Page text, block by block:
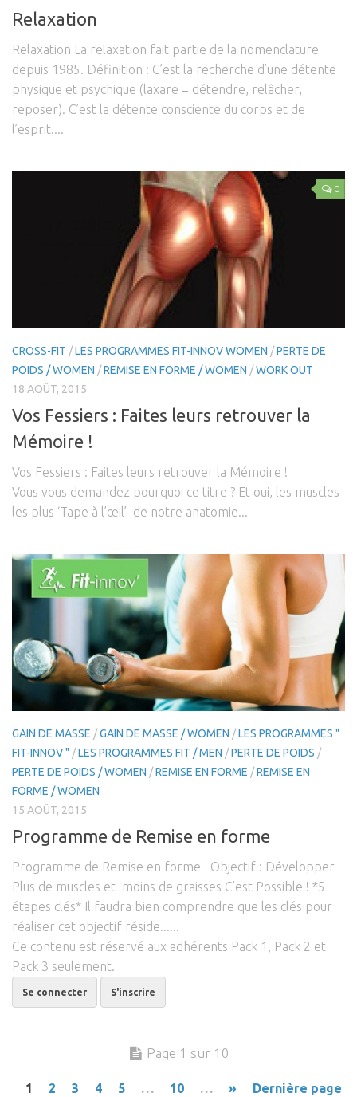
Relaxation
Relaxation La relaxation fait partie de la nomenclature
depuis 1985. Définition : C’est la recherche d’une détente
physique et psychique (laxare = détendre, relâcher,
reposer). C’est la détente consciente du corps et de
l’esprit....
0
CROSS-FIT /LES PROGRAMMES FIT-INNOV WOMEN /PERTE DE
POIDS / WOMEN /REMISE EN FORME / WOMEN /WORK OUT
18 AOÛT, 2015
Vos Fessiers : Faites leurs retrouver la
Mémoire !
Vos Fessiers : Faites leurs retrouver la Mémoire !
Vous vous demandez pourquoi ce titre ? Et oui, les muscles
les plus ‘Tape à l’œil’ de notre anatomie...
GAIN DE MASSE /GAIN DE MASSE / WOMEN /LES PROGRAMMES "
FIT-INNOV " /LES PROGRAMMES FIT / MEN /PERTE DE POIDS /
PERTE DE POIDS / WOMEN /REMISE EN FORME /REMISE EN
FORME / WOMEN
15 AOÛT, 2015
Programme de Remise en forme
Programme de Remise en forme Objectif : Développer
Plus de muscles et moins de graisses C’est Possible ! *5
étapes clés* Il faudra bien comprendre que les clés pour
réaliser cet objectif réside......
Ce contenu est réservé aux adhérents Pack 1, Pack 2 et
Pack 3 seulement.
Se connecter S'inscrire
Page 1 sur 10
1 2 3 4 5 … 10 … » Dernière page